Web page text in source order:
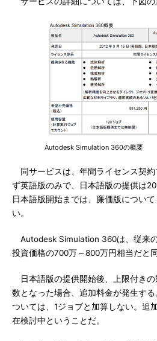
Autodesk Simulation 360の概要
同サービスは、年間ライセンス契約
ず英語版のみで、日本語版の提供は
日本語版開始までは、廉価版につい
い。
Autodesk Simulation 360は、従来
投資価格の700万～800万円相当だと
日本語版の提供開始後、上限付き
数となった場合、追加料金が発生す
ついては、1ジョブと加算しない。追
在検討中ということだ。